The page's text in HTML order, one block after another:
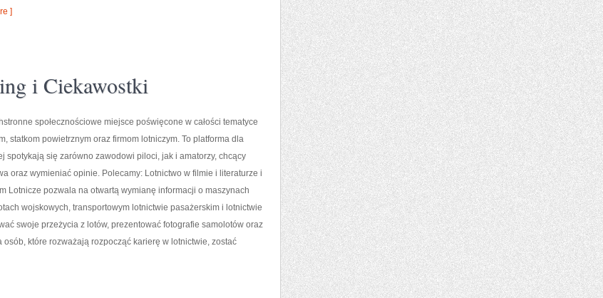
]
i Ciekawostki
społecznościowe miejsce poświęcone w całości tematyce
statkom powietrznym oraz firmom lotniczym. To platforma dla
spotykają się zarówno zawodowi piloci, jak i amatorzy, chcący
oraz wymieniać opinie. Polecamy: Lotnictwo w filmie i literaturze i
Lotnicze pozwala na otwartą wymianę informacji o maszynach
wojskowych, transportowym lotnictwie pasażerskim i lotnictwie
swoje przeżycia z lotów, prezentować fotografie samolotów oraz
osób, które rozważają rozpocząć karierę w lotnictwie, zostać